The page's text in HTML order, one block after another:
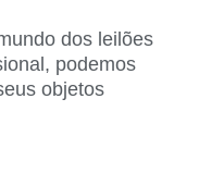
dos leilões
podemos
objetos